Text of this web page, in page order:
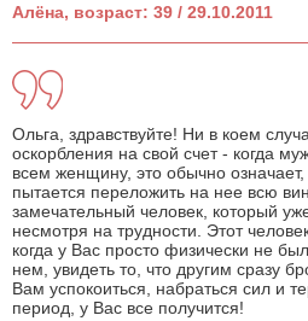
Алёна, возраст: 39 / 29.10.2011
Ольга, здравствуйте! Ни в коем
оскорбления на свой счет - когда
всем женщину, это обычно
пытается переложить на нее всю
замечательный человек, который
несмотря на трудности. Этот
когда у Вас просто физически не
нем, увидеть то, что другим сразу
Вам успокоиться, набраться сил и
период, у Вас все получится!